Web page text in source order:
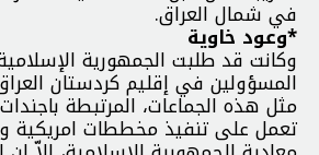
في شمال العراق.
*وعود خاوية
وكانت قد طلبت الجمهورية الإسلامية
المسؤولين في إقليم كردستان
مثل هذه الجماعات، المرتبطة
تعمل على تنفيذ مخططات امريكية و